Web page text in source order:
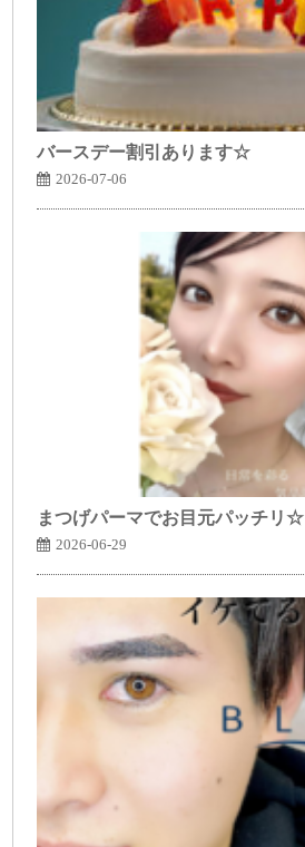
バースデー割引あります☆
2026-07-06
まつげパーマでお目元パッチリ☆
2026-06-29